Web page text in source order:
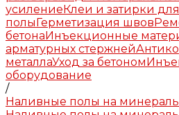
усиление Клеи и затирки
полы Герметизация швов
бетона Инъекционные
арматурных стержней
металлаУход за бетоном
оборудование
/
Наливные полы на